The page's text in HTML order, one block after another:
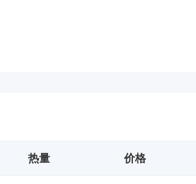
热量 价格